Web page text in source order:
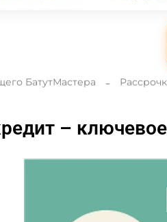
БатутМастера
–